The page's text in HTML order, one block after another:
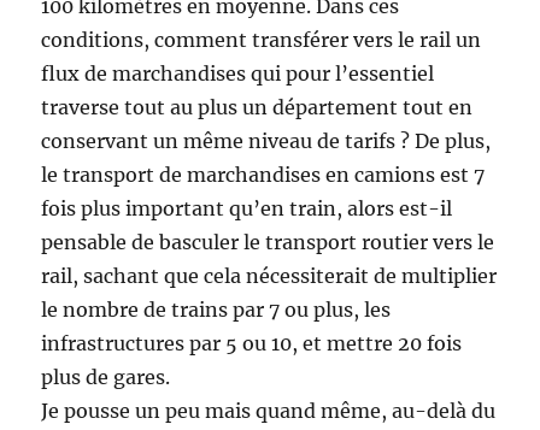
100 kilomètres en moyenne. Dans ces
conditions, comment transférer vers le rail un
flux de marchandises qui pour l’essentiel
traverse tout au plus un département tout en
conservant un même niveau de tarifs ? De plus,
le transport de marchandises en camions est 7
fois plus important qu’en train, alors est-il
pensable de basculer le transport routier vers le
rail, sachant que cela nécessiterait de multiplier
le nombre de trains par 7 ou plus, les
infrastructures par 5 ou 10, et mettre 20 fois
plus de gares.
Je pousse un peu mais quand même, au-delà du